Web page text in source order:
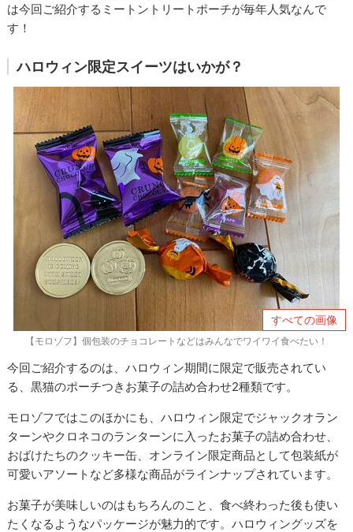
は今回ご紹介するミートントリートポーチが毎年人気なんで
す！
ハロウィン限定スイーツはいかが？
すべての画像
【モロゾフ】個包装のチョコレートなどはみんなでワイワイ食べたい！
今回ご紹介するのは、ハロウィン期間に限定で販売されてい
る、黒猫のポーチつきお菓子の詰め合わせ2種類です。
モロゾフではこのほかにも、ハロウィン限定でジャックオラン
ターンやクロネコのランターンに入ったお菓子の詰め合わせ、
おばけたちのクッキー缶、オンライン限定商品として包装紙が
可愛いアソートなど多様な商品がラインナップされています。
お菓子が美味しいのはもちろんのこと、食べ終わった後も使い
たくなるようなパッケージが魅力的です。ハロウィングッズを